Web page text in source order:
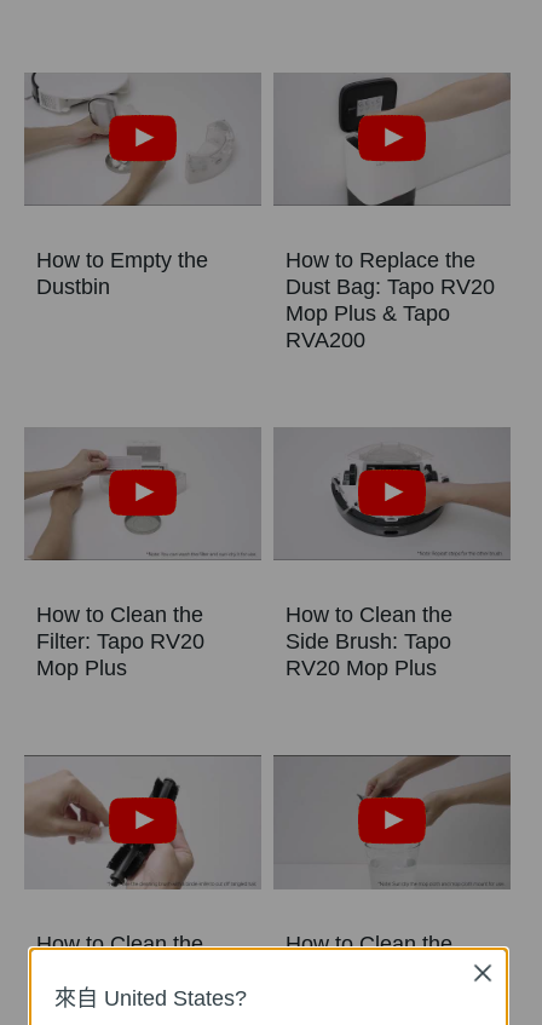
How to Empty the
Dustbin
How to Replace the
Dust Bag: Tapo RV20
Mop Plus & Tapo
RVA200
How to Clean the
Filter: Tapo RV20
Mop Plus
How to Clean the
Side Brush: Tapo
RV20 Mop Plus
How to Clean the
RV20 Mop Plus
How to Clean the
來自 United States?
Close